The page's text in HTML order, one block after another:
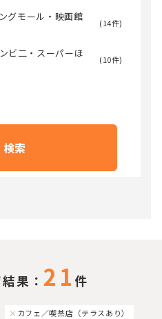
グモール・映画館
(14件)
ビ二・スーパーほ
(10件)
検索
果： 21 件
カフェ／喫茶店（テラスあり）